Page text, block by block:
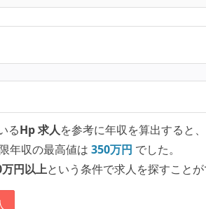
るHp 求人を参考に年収を算出すると、
年収の最高値は 350万円 でした。
円以上という条件で求人を探すこと